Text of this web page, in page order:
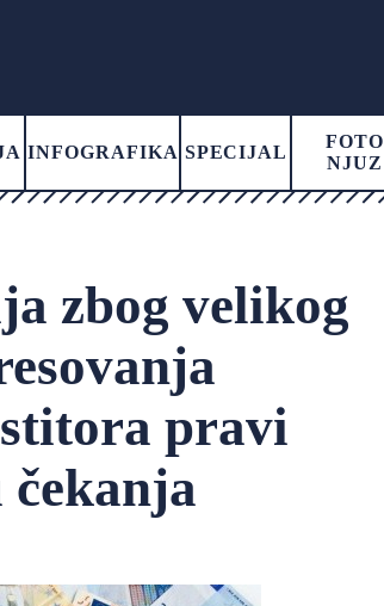
INFOGRAFIKA SPECIJAL
FOTO
NJUZ
zbog velikog
pravi